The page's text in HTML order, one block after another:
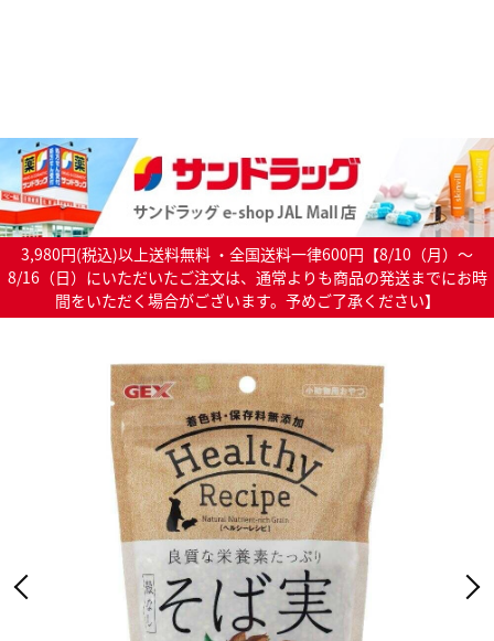
3,980円(税込)以上送料無料 ・全国送料一律600円【8/10（月）～
8/16（日）にいただいたご注文は、通常よりも商品の発送までにお時
間をいただく場合がございます。予めご了承ください】